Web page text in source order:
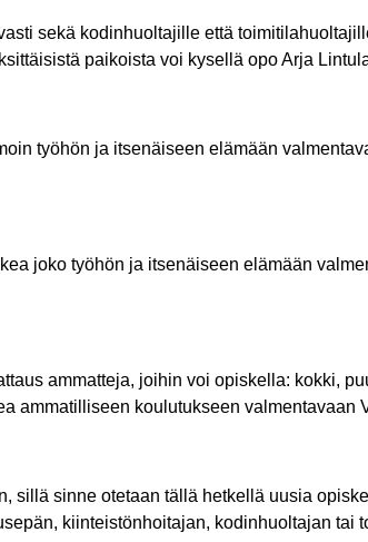
sekä kodinhuoltajille että
paikoista voi kysellä opo Arja
työhön ja itsenäiseen elämään
joko työhön ja itsenäiseen elämään
ammatteja, joihin voi opiskella: kokki,
ammatilliseen koulutukseen
sillä sinne otetaan tällä hetkellä uusia
kiinteistönhoitajan, kodinhuoltajan tai